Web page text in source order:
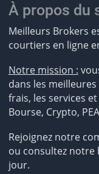
À propos du
Meilleurs Brokers
courtiers en ligne
Notre mission :
dans les
frais, les services
Bourse, Crypto,
Rejoignez notre
ou consultez notre
jour.